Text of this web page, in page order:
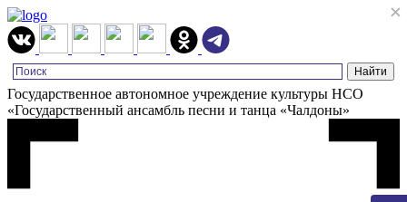
Государственное автономное учреждение культуры НСО
«Государственный ансамбль песни и танца «Чалдоны»
×
×